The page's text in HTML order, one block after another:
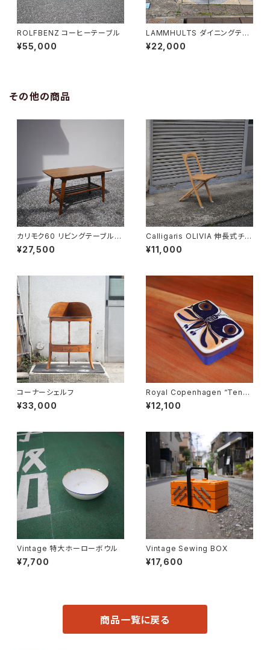
ROLFBENZ コーヒーテーブル
¥55,000
LAMMHULTS ダイニングテー
ブル
¥22,000
その他の商品
カリモク60 リビングテーブル
小
¥27,500
Calligaris OLIVIA 伸長式チェ
ア
¥11,000
コーナーシェルフ
¥33,000
Royal Copenhagen “Tener
a” Butter Case
¥12,100
Vintage 特大ホーローボウル
¥7,700
Vintage Sewing BOX
¥17,600
商品一覧に戻る